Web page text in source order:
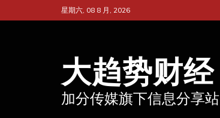
至
星期六, 08 8 月, 2026
大趋势财经
加分传媒旗下信息分享站